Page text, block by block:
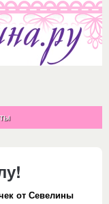
от Севелины